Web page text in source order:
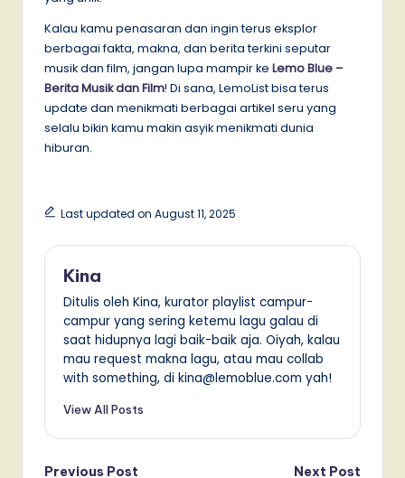
Kalau kamu penasaran dan ingin terus eksplor
berbagai fakta, makna, dan berita terkini seputar
musik dan film, jangan lupa mampir ke Lemo Blue –
Berita Musik dan Film! Di sana, LemoList bisa terus
update dan menikmati berbagai artikel seru yang
selalu bikin kamu makin asyik menikmati dunia
hiburan.
Last updated on August 11, 2025
Kina
Ditulis oleh Kina, kurator playlist campur-
campur yang sering ketemu lagu galau di
saat hidupnya lagi baik-baik aja. Oiyah, kalau
mau request makna lagu, atau mau collab
with something, di kina@lemoblue.com yah!
View All Posts
Previous Post Next Post